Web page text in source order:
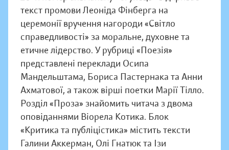
текст промови Леоніда Фінберга на
церемонії вручення нагороди «Світло
справедливості» за моральне, духовне та
етичне лідерство. У рубриці «Поезія»
представлені переклади Осипа
Мандельштама, Бориса Пастернака та Анни
Ахматової, а також вірші поетки Марії Тілло.
Розділ «Проза» знайомить читача з двома
оповіданнями Віорела Котика. Блок
«Критика та публіцістика» містить тексти
Галини Аккерман, Олі Гнатюк та Ізи